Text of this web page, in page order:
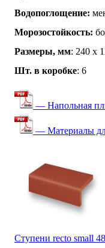
Водопоглощение:
Морозостойкость:
Размеры, мм: 240 x
Шт. в коробке: 6
— Напольная
— Материалы
Ступени recto small